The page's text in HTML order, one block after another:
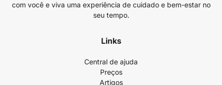
com você e viva uma experiência de cuidado e bem-estar no
seu tempo.
Links
Central de ajuda
Preços
Artigos